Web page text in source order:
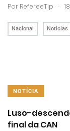
Por RefereeTip .
Nacional Notícias
NOTÍCIA
Luso-
final da CAN